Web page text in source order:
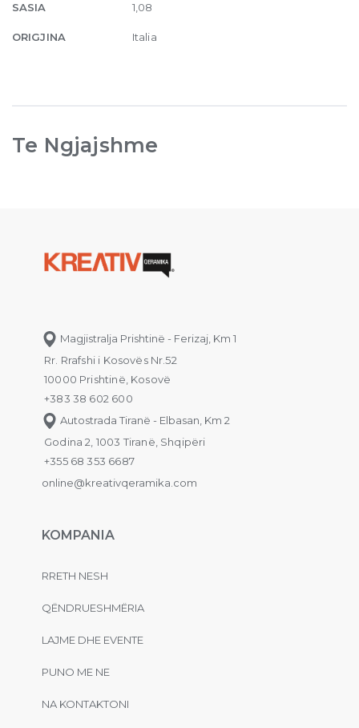
SASIA 1,08
ORIGJINA Italia
Te Ngjajshme
Magjistralja Prishtinë - Ferizaj, Km 1
Rr. Rrafshi i Kosovës Nr.52
10000 Prishtinë, Kosovë
+383 38 602 600
Autostrada Tiranë - Elbasan, Km 2
Godina 2, 1003 Tiranë, Shqipëri
+355 68 353 6687
online@kreativqeramika.com
KOMPANIA
RRETH NESH
QËNDRUESHMËRIA
LAJME DHE EVENTE
PUNO ME NE
NA KONTAKTONI